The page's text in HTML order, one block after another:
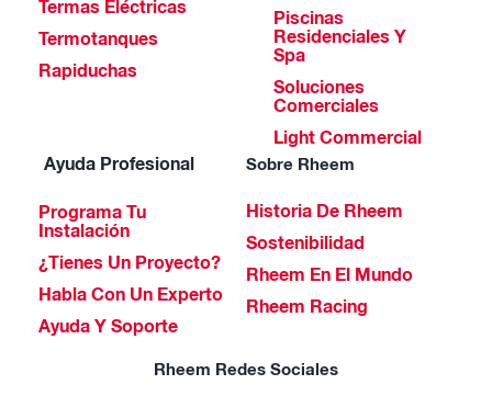
Termas Eléctricas
Termotanques
Rapiduchas
Piscinas
Residenciales Y
Spa
Soluciones
Comerciales
Light Commercial
Ayuda Profesional
Programa Tu
Instalación
¿Tienes Un Proyecto?
Habla Con Un Experto
Ayuda Y Soporte
Sobre Rheem
Historia De Rheem
Sostenibilidad
Rheem En El Mundo
Rheem Racing
Rheem Redes Sociales